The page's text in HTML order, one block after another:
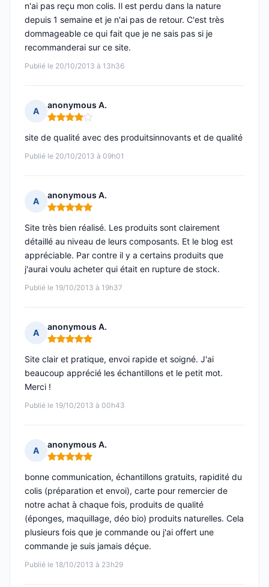
Publié le 20/10/2013 à 13h36
n'ai pas reçu mon colis. Il est perdu dans la nature
depuis 1 semaine et je n'ai pas de retour. C'est très
dommageable ce qui fait que je ne sais pas si je
recommanderai sur ce site.
A
anonymous A.
Note : 4 sur 5
Publié le 20/10/2013 à 09h01
site de qualité avec des produitsinnovants et de qualité
A
anonymous A.
Note : 5 sur 5
Publié le 19/10/2013 à 19h37
Site très bien réalisé. Les produits sont clairement
détaillé au niveau de leurs composants. Et le blog est
appréciable. Par contre il y a certains produits que
j'aurai voulu acheter qui était en rupture de stock.
A
anonymous A.
Note : 5 sur 5
Publié le 19/10/2013 à 00h43
Site clair et pratique, envoi rapide et soigné. J'ai
beaucoup apprécié les échantillons et le petit mot.
Merci !
A
anonymous A.
Note : 5 sur 5
Publié le 18/10/2013 à 23h29
bonne communication, échantillons gratuits, rapidité du
colis (préparation et envoi), carte pour remercier de
notre achat à chaque fois, produits de qualité
(éponges, maquillage, déo bio) produits naturelles. Cela
plusieurs fois que je commande ou j'ai offert une
commande je suis jamais déçue.